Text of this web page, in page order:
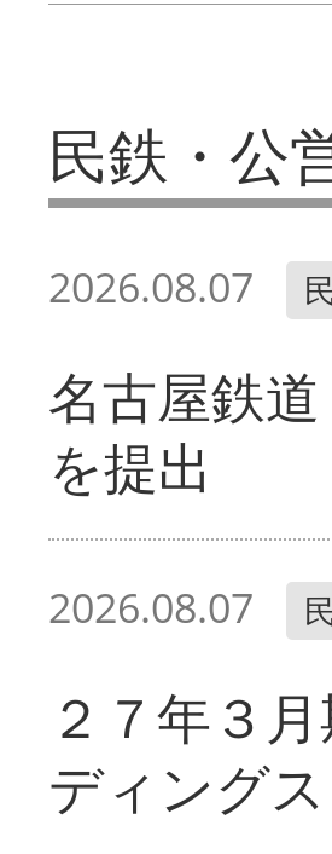
民鉄・公
2026.08.07
名古屋鉄
を提出
2026.08.07
２７年３
ディングス